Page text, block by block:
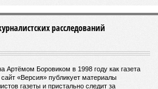
расследований
Артёмом Боровиком в 1998 году как газета
«Версия» публикует материалы
газеты и пристально следит за